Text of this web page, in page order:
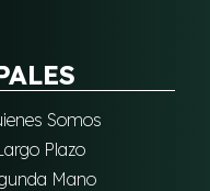
Somos
Plazo
Mano